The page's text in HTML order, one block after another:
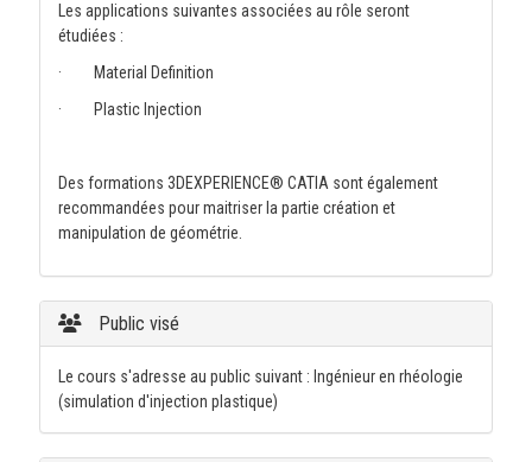
Les applications suivantes associées au rôle seront
étudiées :
· Material Definition
· Plastic Injection
Des formations 3DEXPERIENCE® CATIA sont également
recommandées pour maitriser la partie création et
manipulation de géométrie.
Public visé
Le cours s'adresse au public suivant : Ingénieur en rhéologie
(simulation d'injection plastique)